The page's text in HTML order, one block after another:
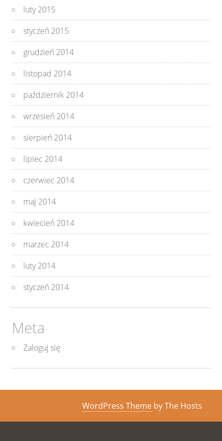
luty 2015
styczeń 2015
grudzień 2014
listopad 2014
październik 2014
wrzesień 2014
sierpień 2014
lipiec 2014
czerwiec 2014
maj 2014
kwiecień 2014
marzec 2014
luty 2014
styczeń 2014
Meta
Zaloguj się
WordPress Theme by The Hosts